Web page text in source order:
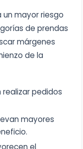
mayor riesgo
de prendas
márgenes
de la
pedidos
mayores
el